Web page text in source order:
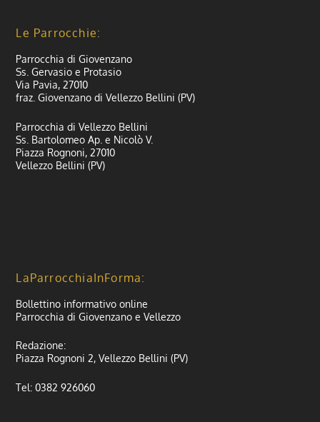
Le Parrocchie:
Parrocchia di Giovenzano
Ss. Gervasio e Protasio
Via Pavia, 27010
fraz. Giovenzano di Vellezzo Bellini (PV)
Parrocchia di Vellezzo Bellini
Ss. Bartolomeo Ap. e Nicolò V.
Piazza Rognoni, 27010
Vellezzo Bellini (PV)
LaParrocchiaInForma:
Bollettino informativo online
Parrocchia di Giovenzano e Vellezzo
Redazione:
Piazza Rognoni 2, Vellezzo Bellini (PV)
Tel: 0382 926060